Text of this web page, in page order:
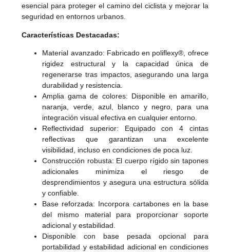
esencial para proteger el camino del ciclista y mejorar la
seguridad en entornos urbanos.
Características Destacadas:
Material avanzado: Fabricado en poliflexy®, ofrece
rigidez estructural y la capacidad única de
regenerarse tras impactos, asegurando una larga
durabilidad y resistencia.
Amplia gama de colores: Disponible en amarillo,
naranja, verde, azul, blanco y negro, para una
integración visual efectiva en cualquier entorno.
Reflectividad superior: Equipado con 4 cintas
reflectivas que garantizan una excelente
visibilidad, incluso en condiciones de poca luz.
Construcción robusta: El cuerpo rígido sin tapones
adicionales minimiza el riesgo de
desprendimientos y asegura una estructura sólida
y confiable.
Base reforzada: Incorpora cartabones en la base
del mismo material para proporcionar soporte
adicional y estabilidad.
Disponible con base pesada opcional para
portabilidad y estabilidad adicional en condiciones